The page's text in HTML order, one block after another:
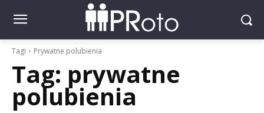
Tagi Prywatne polubienia
Tag: prywatne
polubienia